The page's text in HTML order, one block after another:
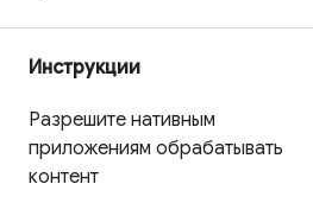
Инструкции
Разрешите нативным
приложениям обрабатывать
контент